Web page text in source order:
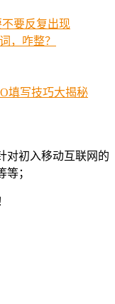
要反复出现
，咋整？
填写技巧大揭秘
对初入移动互联网的
；